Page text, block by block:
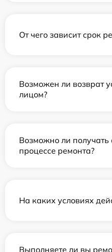
От чего зависит срок
Возможен ли возврат
лицом?
Возможно ли получать
процессе ремонта?
На каких условиях
Выполняете ли вы